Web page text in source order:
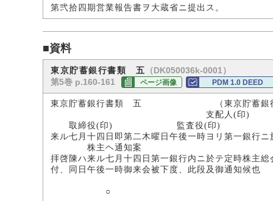
第弐拾四期営業報告書ヲ大蔵省ニ提出ス。
■資料
東京貯蓄銀行書類 五 （DK050036k-0001）
第5巻 p.160-161
ページ画像 PDM 1.0 DEED
東京貯蓄銀行書類 五 （東京貯蓄銀行
支配人(印)
取締役(印) 監査役(印)
来ル七月十四日即第二木曜日午後一時ヨリ第一銀行
株主ヘ通知案
拝啓陳ハ来ル七月十四日第一銀行内ニ於テ定時株主
付、同日午後一時御来会被下度、此段及御通知候也
○